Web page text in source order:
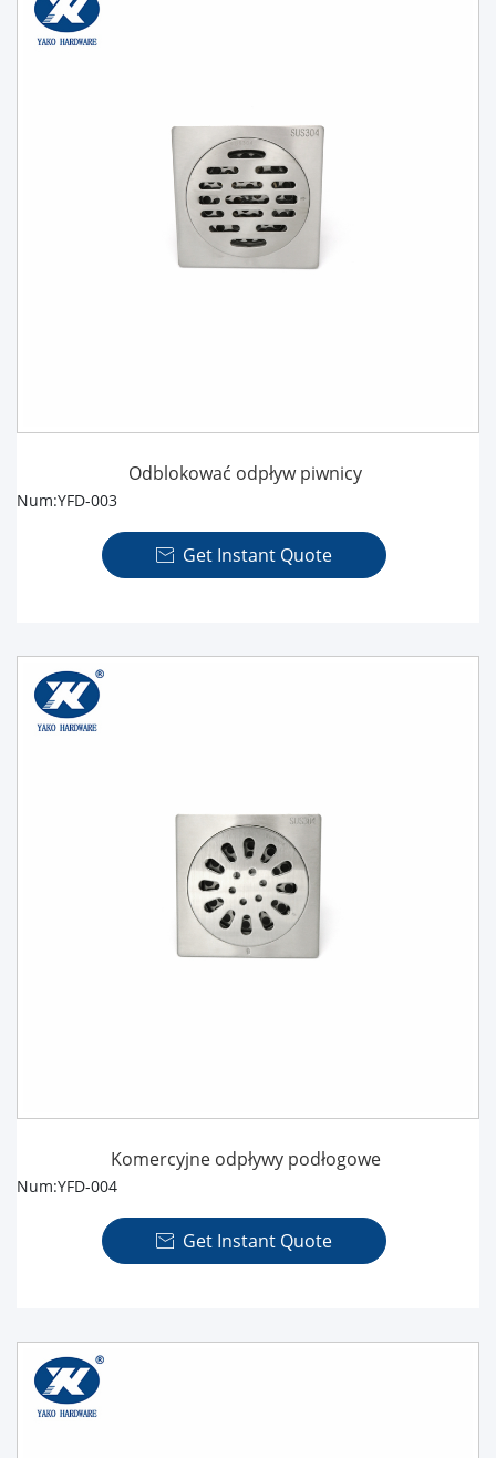
Odblokować odpływ piwnicy
Num:YFD-003
 Get Instant Quote
Komercyjne odpływy podłogowe
Num:YFD-004
 Get Instant Quote